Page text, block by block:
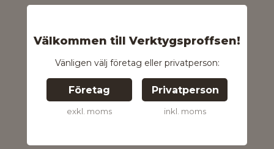
Välkommen till Verktygsproffsen!
Vänligen välj företag eller privatperson:
Företag
exkl. moms
Privatperson
inkl. moms